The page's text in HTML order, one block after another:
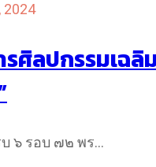
ศิลปกรรมเฉลิ
บ ๖ รอบ ๗๒ พร…